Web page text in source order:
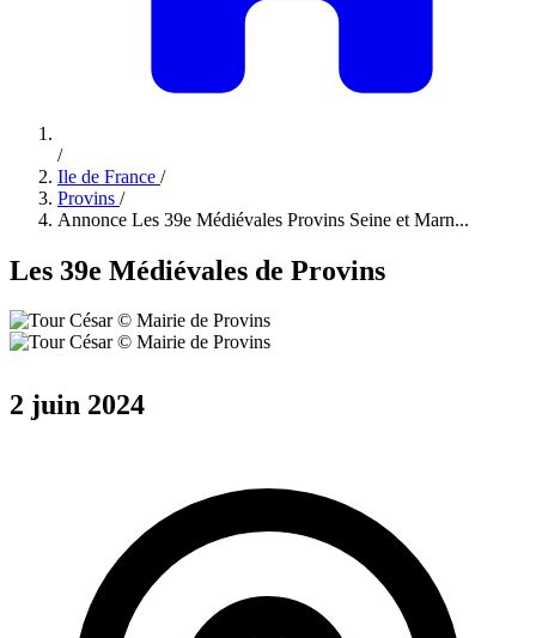
/
Ile de France /
Provins /
Annonce Les 39e Médiévales Provins Seine et Marn...
Les 39e Médiévales de Provins
2 juin 2024